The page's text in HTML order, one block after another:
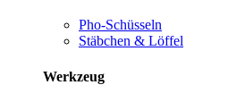
Pho-Schüsseln
Stäbchen & Löffel
Werkzeug